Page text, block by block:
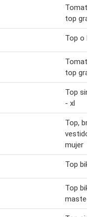
Tomate
top
Top o
Tomate
top
Top sin
- xl
Top,
vestido
mujer
Top
Top